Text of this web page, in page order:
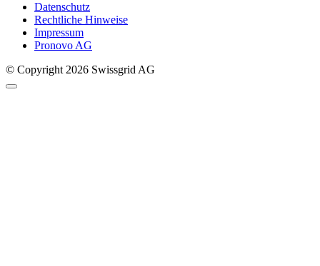
Datenschutz
Rechtliche Hinweise
Impressum
Pronovo AG
© Copyright 2026 Swissgrid AG